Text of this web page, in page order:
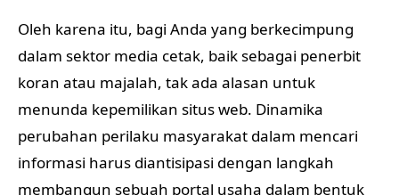
Oleh karena itu, bagi Anda yang berkecimpung
dalam sektor media cetak, baik sebagai penerbit
koran atau majalah, tak ada alasan untuk
menunda kepemilikan situs web. Dinamika
perubahan perilaku masyarakat dalam mencari
informasi harus diantisipasi dengan langkah
membangun sebuah portal usaha dalam bentuk